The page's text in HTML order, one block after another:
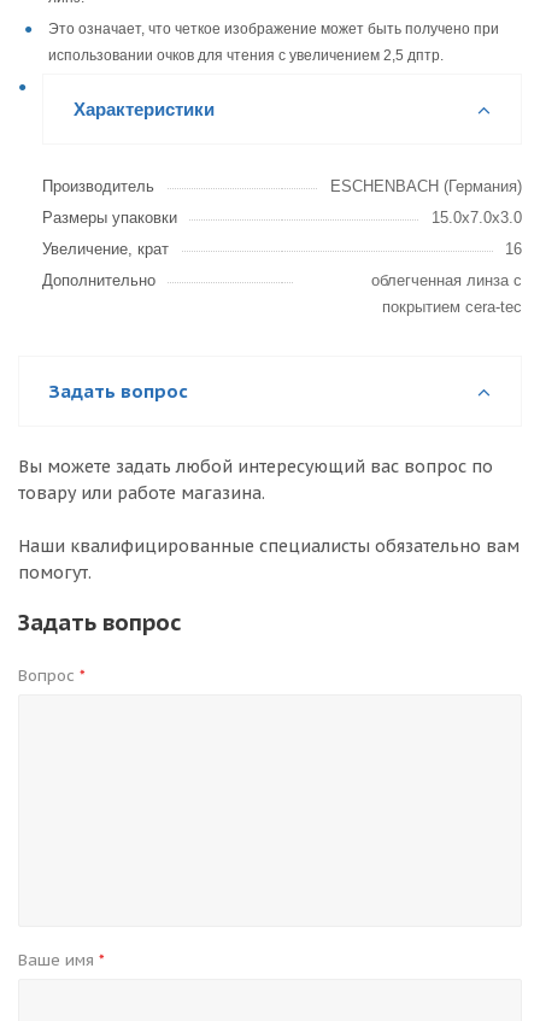
Это означает, что четкое изображение может быть получено при
использовании очков для чтения с увеличением 2,5 дптр.
Характеристики
Производитель
ESCHENBACH (Германия)
Размеры упаковки
15.0x7.0x3.0
Увеличение, крат
16
Дополнительно
облегченная линза с
покрытием cera-tec
Задать вопрос
Вы можете задать любой интересующий вас вопрос по
товару или работе магазина.
Наши квалифицированные специалисты обязательно вам
помогут.
Задать вопрос
Вопрос *
Ваше имя *